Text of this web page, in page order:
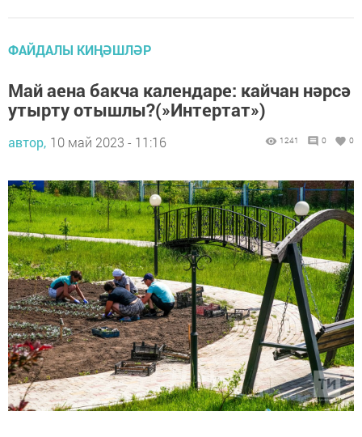
ФАЙДАЛЫ КИҢӘШЛӘР
Май аена бакча календаре: кайчан нәрсә
утырту отышлы?(»Интертат»)
автор, 10 май 2023 - 11:16 1241 0 0